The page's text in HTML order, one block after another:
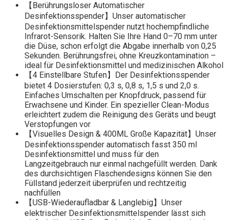
【Berührungsloser Automatischer
Desinfektionsspender】Unser automatischer
Desinfektionsmittelspender nutzt hochempfindliche
Infrarot-Sensorik. Halten Sie Ihre Hand 0–70 mm unter
die Düse, schon erfolgt die Abgabe innerhalb von 0,25
Sekunden. Berührungsfrei, ohne Kreuzkontamination –
ideal für Desinfektionsmittel und medizinischen Alkohol
【4 Einstellbare Stufen】Der Desinfektionsspender
bietet 4 Dosierstufen: 0,3 s, 0,8 s, 1,5 s und 2,0 s.
Einfaches Umschalten per Knopfdruck, passend für
Erwachsene und Kinder. Ein spezieller Clean-Modus
erleichtert zudem die Reinigung des Geräts und beugt
Verstopfungen vor
【Visuelles Design & 400ML Große Kapazität】Unser
Desinfektionsspender automatisch fasst 350 ml
Desinfektionsmittel und muss für den
Langzeitgebrauch nur einmal nachgefüllt werden. Dank
des durchsichtigen Flaschendesigns können Sie den
Füllstand jederzeit überprüfen und rechtzeitig
nachfüllen
【USB-Wiederaufladbar & Langlebig】Unser
elektrischer Desinfektionsmittelspender lässt sich